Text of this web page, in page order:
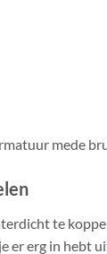
mede
te
er erg in hebt